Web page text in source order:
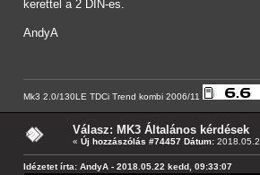
kerettel a 2 DIN-es.
AndyA
Mk3 2.0/130LE TDCi Trend kombi 2006/11
Válasz: MK3 Általános kérdések
« Új hozzászólás #74457 Dátum:
Idézetet írta: AndyA - 2018.05.22 kedd, 09:33:07